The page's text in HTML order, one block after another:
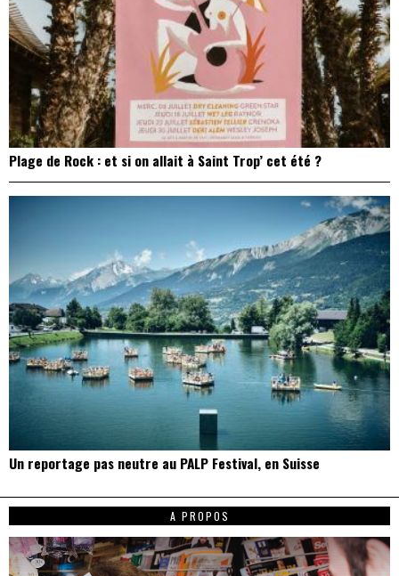
Plage de Rock : et si on allait à Saint Trop’ cet été ?
Un reportage pas neutre au PALP Festival, en Suisse
A PROPOS